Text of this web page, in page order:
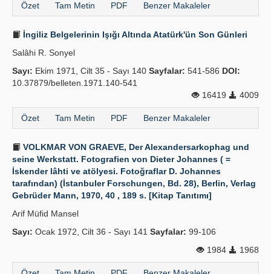
Özet Tam Metin PDF Benzer Makaleler
İngiliz Belgelerinin Işığı Altında Atatürk'ün Son Günleri
Salâhi R. Sonyel
Sayı: Ekim 1971, Cilt 35 - Sayı 140 Sayfalar: 541-586 DOI:
10.37879/belleten.1971.140-541
16419
4009
Özet Tam Metin PDF Benzer Makaleler
VOLKMAR VON GRAEVE, Der Alexandersarkophag und
seine Werkstatt. Fotografien von Dieter Johannes ( =
İskender lâhti ve atölyesi. Fotoğraflar D. Johannes
tarafından) (İstanbuler Forschungen, Bd. 28), Berlin, Verlag
Gebrüder Mann, 1970, 40 , 189 s. [Kitap Tanıtımı]
Arif Müfid Mansel
Sayı: Ocak 1972, Cilt 36 - Sayı 141 Sayfalar: 99-106
1984
1968